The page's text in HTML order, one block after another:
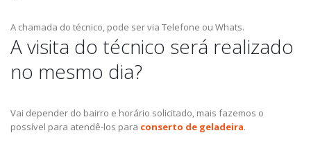
A chamada do técnico, pode ser via Telefone ou Whats.
A visita do técnico será realizado
no mesmo dia?
Vai depender do bairro e horário solicitado, mais fazemos o
possível para atendê-los para conserto de geladeira.